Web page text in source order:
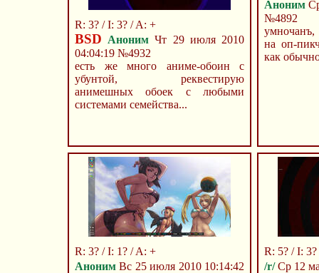
R: 3? / I: 3? / A: +
BSD Аноним Чт 29 июля 2010
04:04:19 №4932
есть же много аниме-обоин с
убунтой, реквестирую
анимешных обоек с любыми
системами семейства...
Аноним
№4892
на оп-
как
R: 3? / I: 1? / A: +
Аноним Вс 25 июля 2010 10:14:42
R: 5? / I:
/r/Ср 12